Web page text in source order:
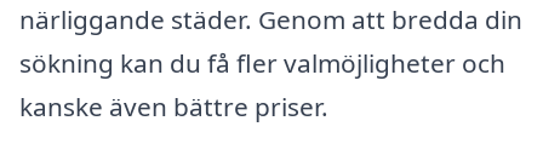
närliggande städer. Genom att bredda din
sökning kan du få fler valmöjligheter och
kanske även bättre priser.